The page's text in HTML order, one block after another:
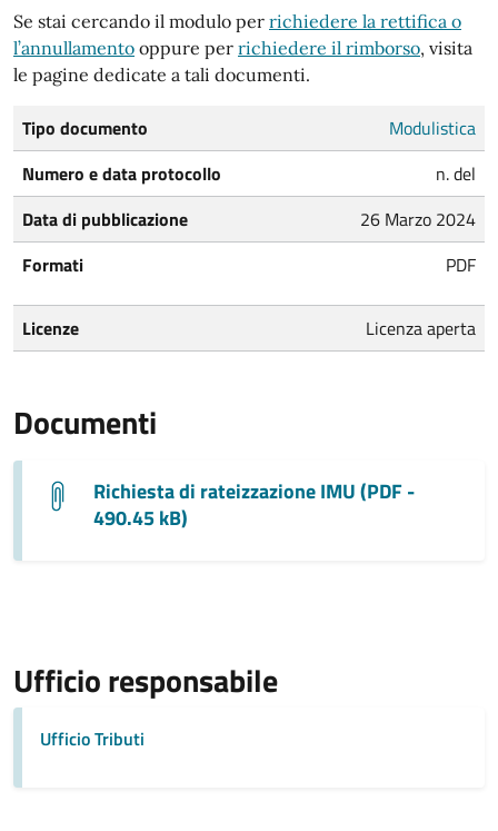
Se stai cercando il modulo per richiedere la rettifica o
l’annullamento oppure per richiedere il rimborso, visita
le pagine dedicate a tali documenti.
Tipo documento
Modulistica
Numero e data protocollo
n. del
Data di pubblicazione
26 Marzo 2024
Formati
PDF
Licenze Licenza aperta
Documenti
Richiesta di rateizzazione IMU (PDF -
490.45 kB)
Ufficio responsabile
Ufficio Tributi